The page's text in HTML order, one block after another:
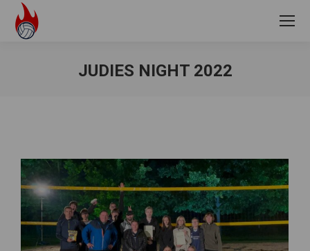
JUDIES NIGHT 2022